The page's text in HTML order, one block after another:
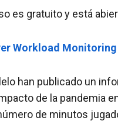
es gratuito y está
Workload Monitoring
han publicado un
de la pandemia
de minutos